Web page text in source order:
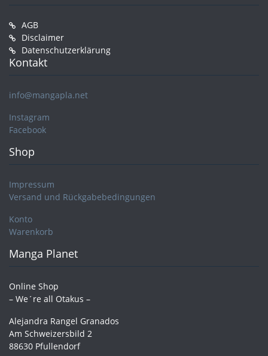
AGB
Disclaimer
Datenschutzerklärung
Kontakt
info@mangapla.net
Instagram
Facebook
Shop
Impressum
Versand und Rückgabebedingungen
Konto
Warenkorb
Manga Planet
Online Shop
– We´re all Otakus –
Alejandra Rangel Granados
Am Schweizersbild 2
88630 Pfullendorf